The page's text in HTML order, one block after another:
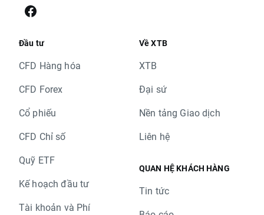
Đầu tư
CFD Hàng hóa
CFD Forex
Cổ phiếu
CFD Chỉ số
Quỹ ETF
Kế hoạch đầu tư
Tài khoản và Phí
Về XTB
XTB
Đại sứ
Nền tảng Giao dịch
Liên hệ
QUAN HỆ KHÁCH HÀNG
Tin tức